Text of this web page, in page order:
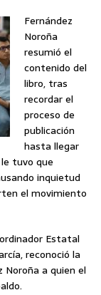
Fernández
Noroña
resumió el
contenido del
libro, tras
recordar el
proceso de
publicación
hasta llegar
tuvo que
inquietud
el movimiento
Estatal
reconoció la
Noroña a quien el